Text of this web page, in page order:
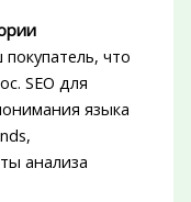
что
SEO для
языка
анализа